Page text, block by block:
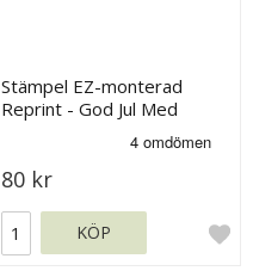
Stämpel EZ-monterad
Reprint - God Jul Med
80 kr
KÖP